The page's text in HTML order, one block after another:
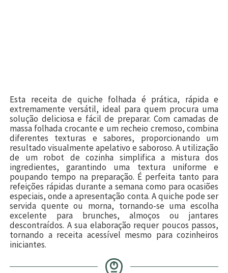
Esta receita de quiche folhada é prática, rápida e
extremamente versátil, ideal para quem procura uma
solução deliciosa e fácil de preparar. Com camadas de
massa folhada crocante e um recheio cremoso, combina
diferentes texturas e sabores, proporcionando um
resultado visualmente apelativo e saboroso. A utilização
de um robot de cozinha simplifica a mistura dos
ingredientes, garantindo uma textura uniforme e
poupando tempo na preparação. É perfeita tanto para
refeições rápidas durante a semana como para ocasiões
especiais, onde a apresentação conta. A quiche pode ser
servida quente ou morna, tornando-se uma escolha
excelente para brunches, almoços ou jantares
descontraídos. A sua elaboração requer poucos passos,
tornando a receita acessível mesmo para cozinheiros
iniciantes.